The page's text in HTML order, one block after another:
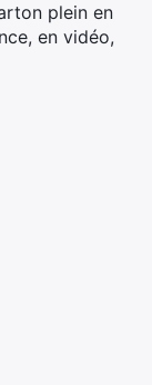
plein en
en vidéo,